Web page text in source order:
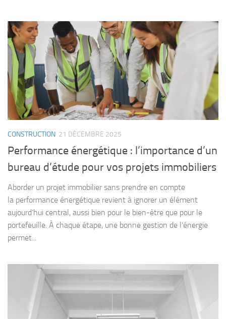
CONSTRUCTION 21 DÉCEMBRE 2025
Performance énergétique : l’importance d’un
bureau d’étude pour vos projets immobiliers
Aborder un projet immobilier sans prendre en compte
la performance énergétique revient à ignorer un élément
aujourd’hui central, aussi bien pour le bien-être que pour le
portefeuille. À chaque étape, une bonne gestion de l’énergie
permet...